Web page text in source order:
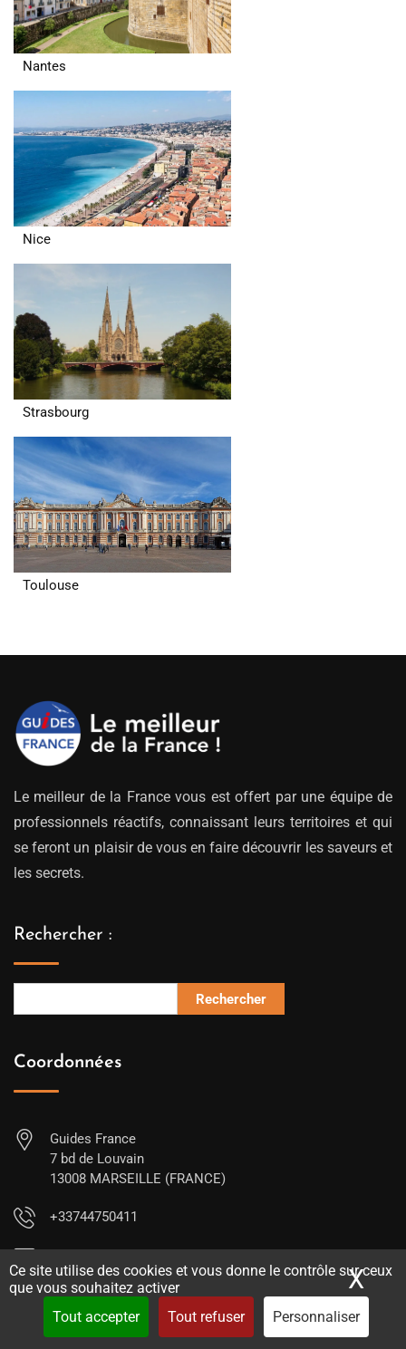
Ce site utilise des cookies et vous donne le contrôle sur ceux
que vous souhaitez activer
Tout accepter
Tout refuser Personnaliser
X
Nantes
Nice
Strasbourg
Toulouse
Le meilleur de la France vous est offert par une équipe de
professionnels réactifs, connaissant leurs territoires et qui
se feront un plaisir de vous en faire découvrir les saveurs et
les secrets.
Rechercher :
Rechercher
Coordonnées
Guides France
7 bd de Louvain
13008 MARSEILLE (FRANCE)
+33744750411